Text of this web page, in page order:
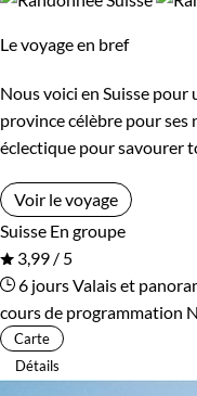
Pigne d’Arrola,
Guide de voyage Suisse
Le voyage en bref
Nous voici en Suisse pour
province célèbre pour
éclectique pour savourer
Voir le voyage
Suisse En groupe
3,99 / 5
6 joursValais et
cours de programmation
Carte
Détails